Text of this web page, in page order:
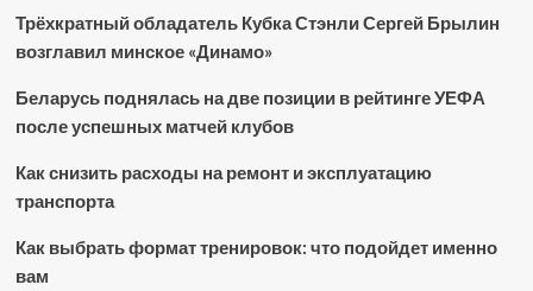
Трёхкратный обладатель Кубка Стэнли Сергей Брылин
возглавил минское «Динамо»
Беларусь поднялась на две позиции в рейтинге УЕФА
после успешных матчей клубов
Как снизить расходы на ремонт и эксплуатацию
транспорта
Как выбрать формат тренировок: что подойдет именно
вам